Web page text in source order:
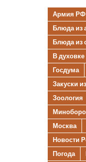
Армия
Блюда из
Блюда из
В духовке
Госдума
Закуски
Зоология
Москва
Новости
Погода